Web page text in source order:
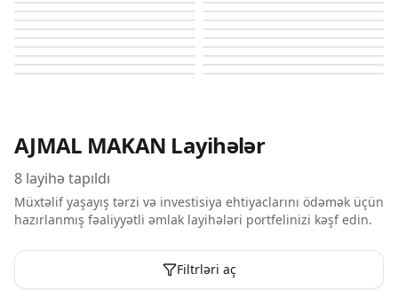
Althuraya Island 1 Althuraya Island Phase 2
Althuraya Island Phase 2 Althuraya Island Phase 2
Althuraya Island Phase 2 Althuraya Island Phase 2
Althuraya Island Phase 2 Althuraya Island Phase 2
Blue Bay Blue Bay
Blue Bay Blue Bay
Blue Bay Blue Bay
Blue Bay Blue Bay
Blue Bay Blue Bay
AJMAL MAKAN Layihələr
8 layihə tapıldı
Müxtəlif yaşayış tərzi və investisiya ehtiyaclarını ödəmək üçün
hazırlanmış fəaliyyətli əmlak layihələri portfelinizi kəşf edin.
Filtrləri aç